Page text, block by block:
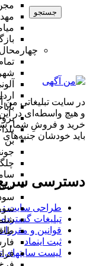
بن
جستجو
در سایت تبلیغاتی من
و هیچ واسطه‌ای در
خرید و فروشِ شما،
باید خودشان جنبه‌های
دسترسی
طراحی سایت :‌
تبلیغات
قوانین و
ثبت اینماد
لیست سایتهای